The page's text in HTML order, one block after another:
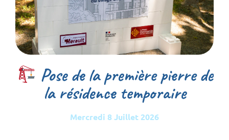
Pose de la première pierre de
la résidence temporaire
Mercredi 8 Juillet 2026